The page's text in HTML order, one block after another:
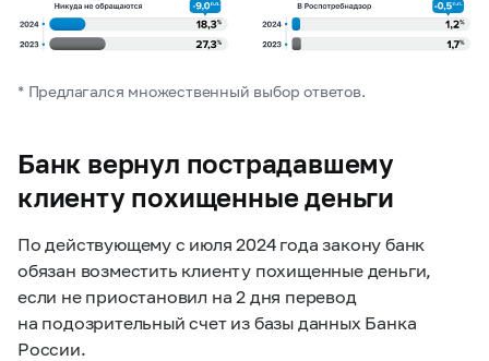
* Предлагался множественный выбор ответов.
Банк вернул пострадавшему
клиенту похищенные деньги
По действующему с июля 2024 года закону банк
обязан возместить клиенту похищенные деньги,
если не приостановил на 2 дня перевод
на подозрительный счет из базы данных Банка
России.